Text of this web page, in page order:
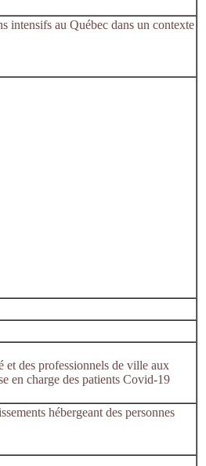
intensifs au Québec dans un contexte
et des professionnels de ville aux
en charge des patients Covid-19
hébergeant des personnes